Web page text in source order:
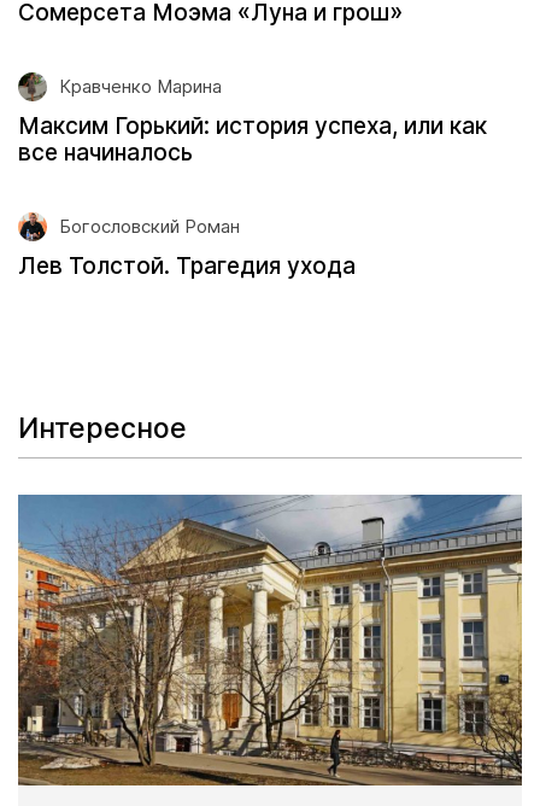
Сомерсета Моэма «Луна и грош»
Кравченко Марина
Максим Горький: история успеха, или как
все начиналось
Богословский Роман
Лев Толстой. Трагедия ухода
Интересное